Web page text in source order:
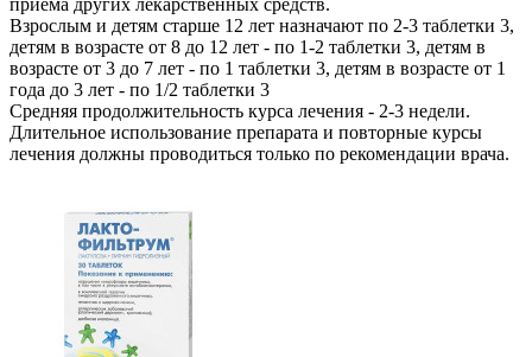
приема других лекарственных средств.
Взрослым и детям старше 12 лет назначают по 2-3 таблетки 3,
детям в возрасте от 8 до 12 лет - по 1-2 таблетки 3, детям в
возрасте от 3 до 7 лет - по 1 таблетки 3, детям в возрасте от 1
года до 3 лет - по 1/2 таблетки 3
Средняя продолжительность курса лечения - 2-3 недели.
Длительное использование препарата и повторные курсы
лечения должны проводиться только по рекомендации врача.